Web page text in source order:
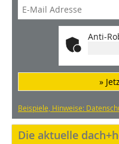
Anti-
»
Beispiele, Hinweise:
Die aktuelle